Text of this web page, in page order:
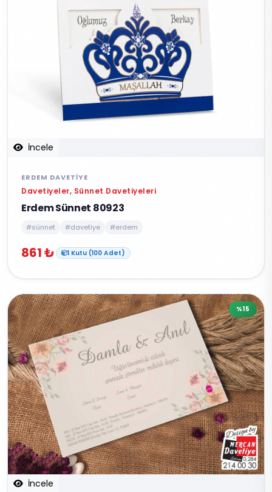
İncele
ERDEM DAVETIYE
Davetiyeler, Sünnet Davetiyeleri
Erdem Sünnet 80923
#sünnet #davetiye #erdem
861 ₺ 1 Kutu (100 Adet)
İncele
%15